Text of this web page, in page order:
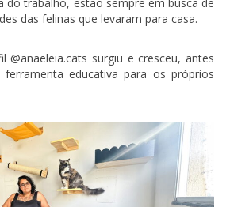
das felinas que levaram para casa.
@anaeleia.cats surgiu e cresceu, antes
educativa para os próprios